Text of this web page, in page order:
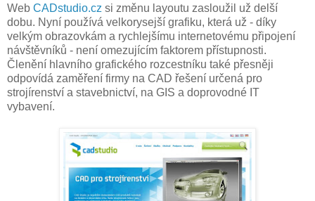
Web CADstudio.cz si změnu layoutu zasloužil už delší
dobu. Nyní používá velkorysejší grafiku, která už - díky
velkým obrazovkám a rychlejšímu internetovému připojení
návštěvníků - není omezujícím faktorem přístupnosti.
Členění hlavního grafického rozcestníku také přesněji
odpovídá zaměření firmy na CAD řešení určená pro
strojírenství a stavebnictví, na GIS a doprovodné IT
vybavení.